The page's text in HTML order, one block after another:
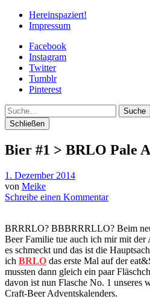
Hereinspaziert!
Impressum
Facebook
Instagram
Twitter
Tumblr
Pinterest
Suche
Schließen
Bier #1 > BRLO Pale
1. Dezember 2014
von Meike
Schreibe einen Kommentar
BRRRLO? BBBRRRLLO? Beim
Beer Familie tue auch ich mir mit der
es schmeckt und das ist die
ich BRLO das erste Mal auf der
mussten dann gleich ein paar
davon ist nun Flasche No. 1 unseres
Craft-Beer Adventskalenders.